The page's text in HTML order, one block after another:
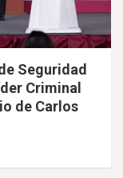
Seguridad
Criminal
de Carlos